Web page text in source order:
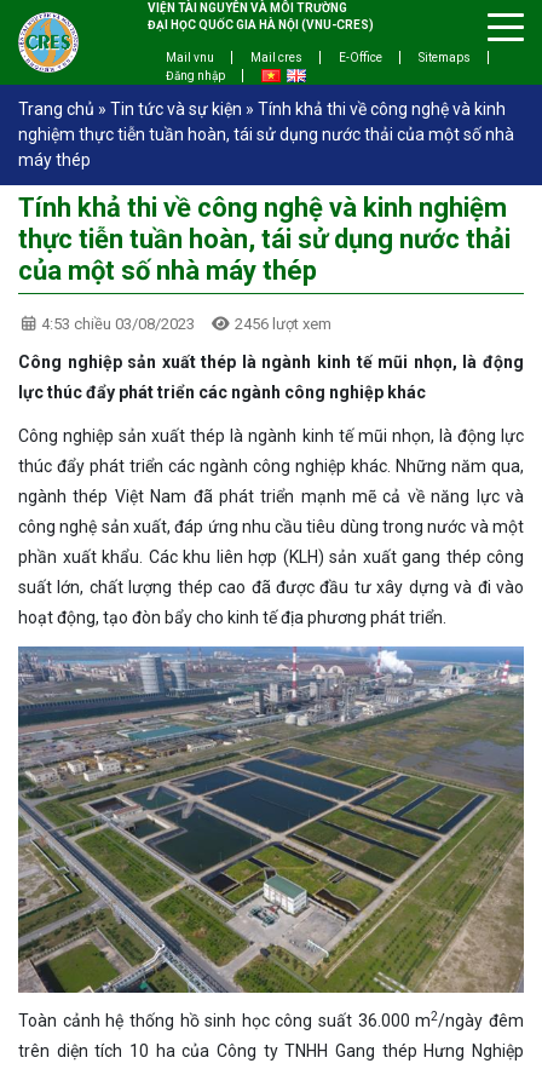
VIỆN TÀI NGUYÊN VÀ MÔI TRƯỜNG
ĐẠI HỌC QUỐC GIA HÀ NỘI (VNU-CRES)
Mail vnu Mail cres E-Office
Sitemaps
Đăng nhập
Trang chủ » Tin tức và sự kiện » Tính khả thi về công nghệ và kinh
nghiệm thực tiễn tuần hoàn, tái sử dụng nước thải của một số nhà
máy thép
Tính khả thi về công nghệ và kinh nghiệm
thực tiễn tuần hoàn, tái sử dụng nước thải
của một số nhà máy thép
4:53 chiều 03/08/2023 2456 lượt xem
Công nghiệp sản xuất thép là ngành kinh tế mũi nhọn, là động
lực thúc đẩy phát triển các ngành công nghiệp khác
Công nghiệp sản xuất thép là ngành kinh tế mũi nhọn, là động lực
thúc đẩy phát triển các ngành công nghiệp khác. Những năm qua,
ngành thép Việt Nam đã phát triển mạnh mẽ cả về năng lực và
công nghệ sản xuất, đáp ứng nhu cầu tiêu dùng trong nước và một
phần xuất khẩu. Các khu liên hợp (KLH) sản xuất gang thép công
suất lớn, chất lượng thép cao đã được đầu tư xây dựng và đi vào
hoạt động, tạo đòn bẩy cho kinh tế địa phương phát triển.
Toàn cảnh hệ thống hồ sinh học công suất 36.000 m2/ngày đêm
trên diện tích 10 ha của Công ty TNHH Gang thép Hưng Nghiệp